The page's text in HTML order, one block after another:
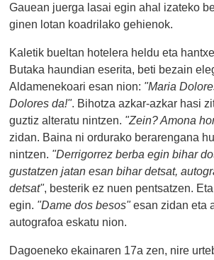
Gauean juerga lasai egin ahal izateko
ginen lotan koadrilako gehienok.
Kaletik bueltan hotelera heldu eta
Butaka haundian eserita, beti bezain
Aldamenekoari esan nion: "Maria
Dolores da!". Bihotza azkar-azkar hasi
guztiz alteratu nintzen. "Zein? Amona
zidan. Baina ni ordurako berarengana
nintzen. "Derrigorrez berba egin bihar
gustatzen jatan esan bihar detsat,
detsat", besterik ez nuen pentsatzen.
egin. "Dame dos besos"esan zidan eta
autografoa eskatu nion.
Dagoeneko ekainaren 17a zen, nire